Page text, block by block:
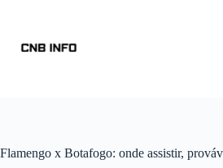
Flamengo x Botafogo: onde assistir,